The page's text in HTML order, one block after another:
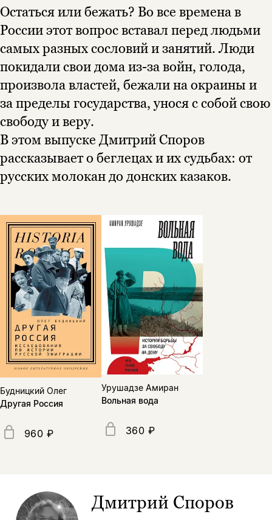
Остаться или бежать? Во все времена в
России этот вопрос вставал перед людьми
самых разных сословий и занятий. Люди
покидали свои дома из-за войн, голода,
произвола властей, бежали на окраины и
за пределы государства, унося с собой свою
свободу и веру.
В этом выпуске Дмитрий Споров
рассказывает о беглецах и их судьбах: от
русских молокан до донских казаков.
Будницкий Олег
Другая Россия
960 ₽
Урушадзе Амиран
Вольная вода
360 ₽
Дмитрий Споров
Раз в неделю мы отправляем рассылку
о книгах и событиях «НЛО».
За подписку дарим промокод на
скидку 15%
Я соглашаюсь сПолитикой конфиденциальности
подписаться
уведомления, и при поступлении книги
на склад получить письмо на указанный
электронный адрес.
Я соглашаюсь с
подписаться
Эта книга
не предназначена для
несовершеннолетних
Скажите, пожалуйста,
вам уже исполнилось 18 лет?
да